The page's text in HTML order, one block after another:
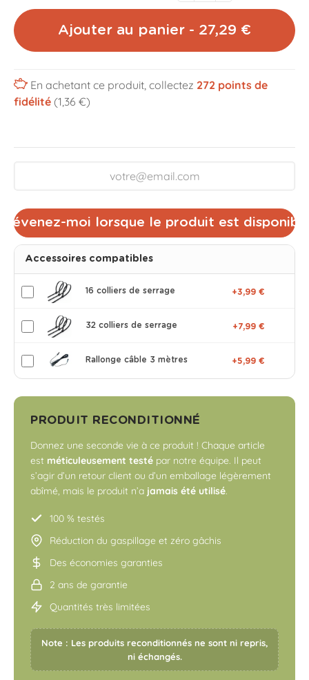
Ajouter au panier - 27,29 €
En achetant ce produit, collectez 272 points de
fidélité (1,36 €)
moi lorsque le produit est
Accessoires compatibles
16 colliers de serrage +3,99 €
32 colliers de serrage +7,99 €
Rallonge câble 3 mètres +5,99 €
PRODUIT RECONDITIONNÉ
Donnez une seconde vie à ce produit ! Chaque article
est méticuleusement testé par notre équipe. Il peut
s’agir d’un retour client ou d’un emballage légèrement
abîmé, mais le produit n’a jamais été utilisé.
100 % testés
Réduction du gaspillage et zéro gâchis
Des économies garanties
2 ans de garantie
Quantités très limitées
Note : Les produits reconditionnés ne sont ni repris,
ni échangés.